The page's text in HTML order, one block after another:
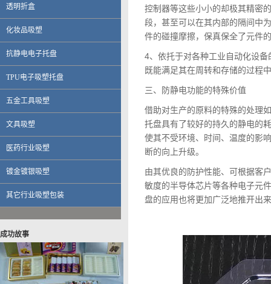
透明折盒
化妆品吸塑
抗静电电子托盘
TPU电子吸塑托盘
五金工具吸塑
文具吸塑
医药行业吸塑
镀金镀银吸塑
其它行业吸塑包装
成功故事
伟创力电子科技（上海）有限公司
英华达（上海）科技有限公司
上海大唐移动通信设备有限公司
晨讯科技集团上海晨兴电子科技
资生堂集团上海华妮透明美容香皂
伽蓝集团上海欧格米兰化妆品厂
苏州黎姿化妆品有限公司
杭州珀莱雅控股股份有限公司
福兴工业（上海）有限公司
上海海茵数码科技有限公司
普天硕达科技（上海）有限公司
上海大千食品有限公司
控制器等这些小小的却极其精密
段，甚至可以在其内部的隔间中
件的碰撞摩擦，保真保全了元件
4、依托于对各种工业自动化设
既能满足其在周转和存储的过程
三、防静电功能的特殊价值
借助对生产的原料的特殊的处理
托盘具有了较好的持久的静电的
使其不受环境、时间、温度的影
断的向上升级。
由其优良的防护性能、可根据客
敏度的半导体芯片等各种电子元
盘的应用也将更加广泛地推开出